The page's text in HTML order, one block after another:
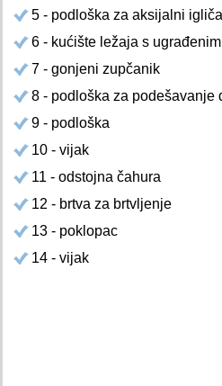
5 - podloška za aksijalni
6 - kućište ležaja s
7 - gonjeni zupčanik
8 - podloška za podešavanje
9 - podloška
10 - vijak
11 - odstojna čahura
12 - brtva za brtvljenje
13 - poklopac
14 - vijak